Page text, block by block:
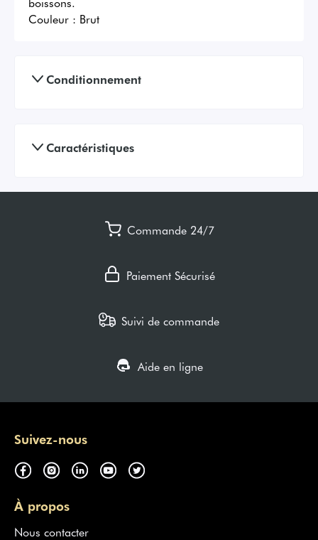
Couleur : Brut
Conditionnement
Caractéristiques
Commande 24/7
Paiement Sécurisé
Suivi de commande
Aide en ligne
Suivez-nous
À propos
Nous contacter